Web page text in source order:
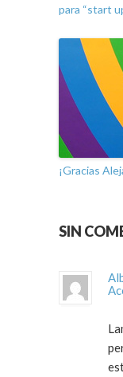
para “start
¡Gracias
SIN